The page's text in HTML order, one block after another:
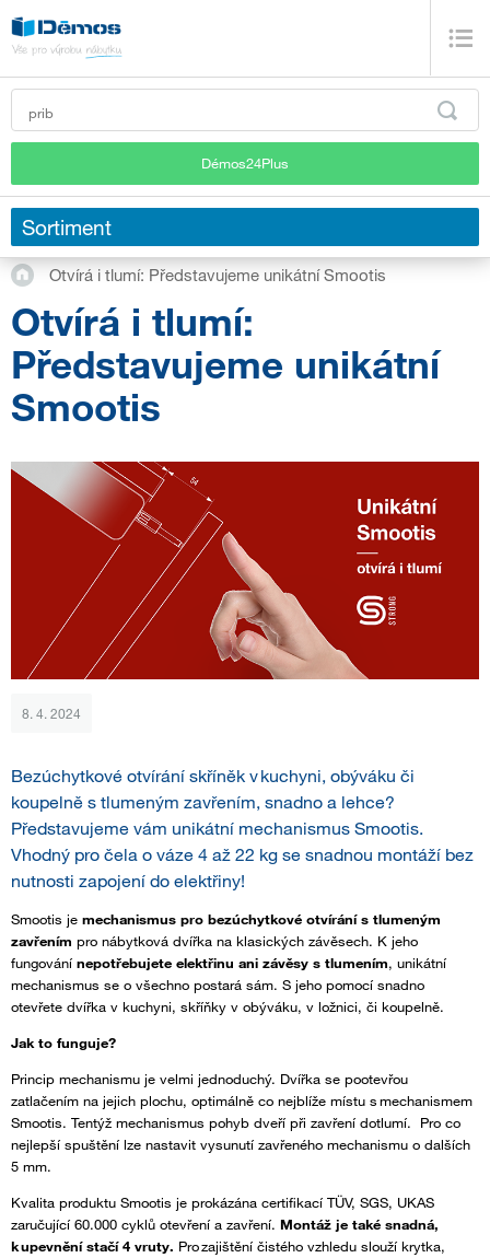
Démos24Plus
Sortiment
Otvírá i tlumí: Představujeme unikátní Smootis
Otvírá i tlumí:
Představujeme unikátní
Smootis
8. 4. 2024
Bezúchytkové otvírání skříněk v kuchyni, obýváku či
koupelně s tlumeným zavřením, snadno a lehce?
Představujeme vám unikátní mechanismus Smootis.
Vhodný pro čela o váze 4 až 22 kg se snadnou montáží bez
nutnosti zapojení do elektřiny!
Smootis je mechanismus pro bezúchytkové otvírání s tlumeným
zavřením pro nábytková dvířka na klasických závěsech. K jeho
fungování nepotřebujete elektřinu ani závěsy s tlumením, unikátní
mechanismus se o všechno postará sám. S jeho pomocí snadno
otevřete dvířka v kuchyni, skříňky v obýváku, v ložnici, či koupelně.
Jak to funguje?
Princip mechanismu je velmi jednoduchý. Dvířka se pootevřou
zatlačením na jejich plochu, optimálně co nejblíže místu s mechanismem
Smootis. Tentýž mechanismus pohyb dveří při zavření dotlumí. Pro co
nejlepší spuštění lze nastavit vysunutí zavřeného mechanismu o dalších
5 mm.
Kvalita produktu Smootis je prokázána certifikací TÜV, SGS, UKAS
zaručující 60.000 cyklů otevření a zavření. Montáž je také snadná,
k upevnění stačí 4 vruty. Pro zajištění čistého vzhledu slouží krytka,